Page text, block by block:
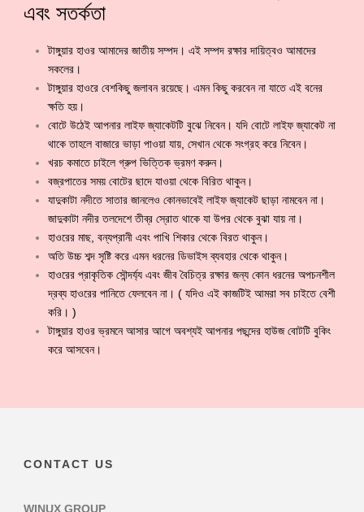
এবং সতর্কতা
টাঙ্গুয়ার হাওর আমাদের জাতীয় সম্পদ। এই সম্পদ রক্ষার দায়িত্বও আমাদের
সকলের।
টাঙ্গুয়ার হাওরে বেশকিছু জলাবন রয়েছে। এমন কিছু করবেন না যাতে এই বনের
ক্ষতি হয়।
বোটে উঠেই আপনার লাইফ জ্যাকেটটি বুঝে নিবেন। যদি বোটে লাইফ জ্যাকেট না
থাকে তাহলে বাজারে ভাড়া পাওয়া যায়, সেখান থেকে সংগ্রহ করে নিবেন।
খরচ কমাতে চাইলে গ্রুপ ভিত্তিক ভ্রমণ করুন।
বজ্রপাতের সময় বোটের ছাদে যাওয়া থেকে বিরিত থাকুন।
যাদুকাটা নদীতে সাতার জানলেও কোনভাবেই লাইফ জ্যাকেট ছাড়া নামবেন না।
জাদুকাটা নদীর তলদেশে তীব্র স্রোত থাকে যা উপর থেকে বুঝা যায় না।
হাওরের মাছ, বন্যপ্রানী এবং পাখি শিকার থেকে বিরত থাকুন।
অতি উচ্চ শব্দ সৃষ্টি করে এমন ধরনের ডিভাইস ব্যবহার থেকে থাকুন।
হাওরের প্রাকৃতিক সৌন্দর্য্য এবং জীব বৈচিত্র রক্ষার জন্য কোন ধরনের অপচনশীল
দ্রব্য হাওরের পানিতে ফেলবেন না। ( যদিও এই কাজটিই আমরা সব চাইতে বেশী
করি। )
টাঙ্গুয়ার হাওর ভ্রমনে আসার আগে অবশ্যই আপনার পছন্দের হাউজ বোটটি বুকিং
করে আসবেন।
CONTACT US
WINUX GROUP